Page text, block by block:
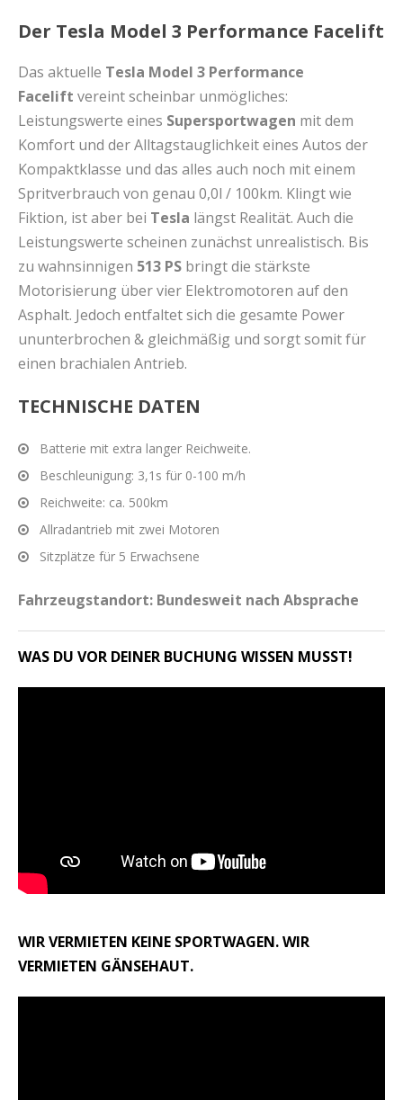
Der Tesla Model 3 Performance Facelift
Das aktuelle Tesla Model 3 Performance
Facelift vereint scheinbar unmögliches:
Leistungswerte eines Supersportwagen mit dem
Komfort und der Alltagstauglichkeit eines Autos der
Kompaktklasse und das alles auch noch mit einem
Spritverbrauch von genau 0,0l / 100km. Klingt wie
Fiktion, ist aber bei Tesla längst Realität. Auch die
Leistungswerte scheinen zunächst unrealistisch. Bis
zu wahnsinnigen 513 PS bringt die stärkste
Motorisierung über vier Elektromotoren auf den
Asphalt. Jedoch entfaltet sich die gesamte Power
ununterbrochen & gleichmäßig und sorgt somit für
einen brachialen Antrieb.
TECHNISCHE DATEN
Batterie mit extra langer Reichweite.
Beschleunigung: 3,1s für 0-100 m/h
Reichweite: ca. 500km
Allradantrieb mit zwei Motoren
Sitzplätze für 5 Erwachsene
Fahrzeugstandort: Bundesweit nach Absprache
WAS DU VOR DEINER BUCHUNG WISSEN MUSST!
WIR VERMIETEN KEINE SPORTWAGEN. WIR
VERMIETEN GÄNSEHAUT.